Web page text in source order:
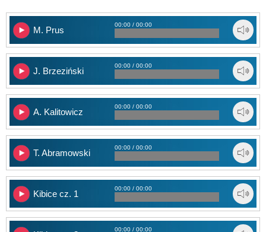
M. Prus
00:00 / 00:00
J. Brzeziński
00:00 / 00:00
A. Kalitowicz
00:00 / 00:00
T. Abramowski
00:00 / 00:00
Kibice cz. 1
00:00 / 00:00
00:00 / 00:00